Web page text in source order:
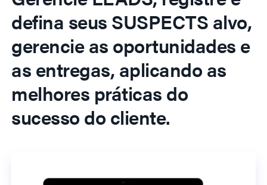
defina seus SUSPECTS alvo,
gerencie as oportunidades e
as entregas, aplicando as
melhores práticas do
sucesso do cliente.